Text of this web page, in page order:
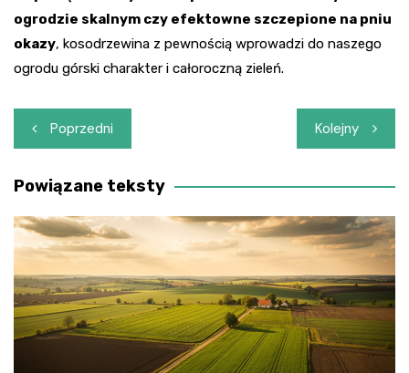
ogrodzie skalnym czy efektowne szczepione na pniu
okazy, kosodrzewina z pewnością wprowadzi do naszego
ogrodu górski charakter i całoroczną zieleń.
Nawigacja
wpisu
Poprzedni Kolejny
Powiązane teksty